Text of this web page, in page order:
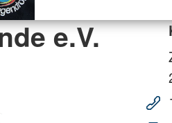
e.V.